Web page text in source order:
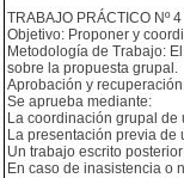
TRABAJO PRÁCTICO Nº
Objetivo: Proponer y
Metodología de Trabajo:
sobre la propuesta grupal.
Aprobación y
Se aprueba mediante:
La coordinación grupal
La presentación previa
Un trabajo escrito
En caso de inasistencia o